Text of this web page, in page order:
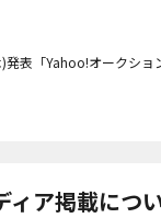
表「Yahoo!オークショ
ィア掲載につ